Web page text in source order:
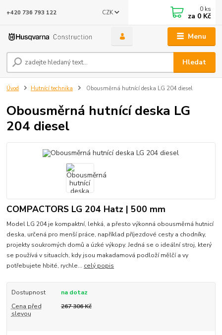
Menu
CZK
Hledat
+420 736 793 122 0 ks
za 0 Kč
Úvod Hutnící technika Obousměrná hutnící deska LG 204 diesel
Obousměrná hutnící deska LG
204 diesel
COMPACTORS LG 204 Hatz | 500 mm
Model LG 204 je kompaktní, lehká, a přesto výkonná obousměrná hutnicí
deska, určená pro menší práce, například příjezdové cesty a chodníky,
projekty soukromých domů a úzké výkopy. Jedná se o ideální stroj, který
se používá v situacích, kdy jsou makadamová podloží mělčí a vy
potřebujete hbité, rychle... celý popis
Dostupnost
na dotaz
Cena před
slevou
267 306 Kč